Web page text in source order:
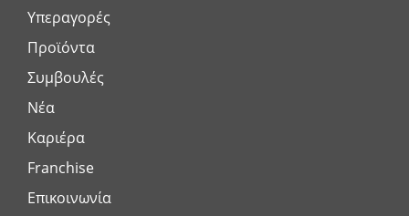
Υπεραγορές
Προϊόντα
Συμβουλές
Νέα
Καριέρα
Franchise
Επικοινωνία